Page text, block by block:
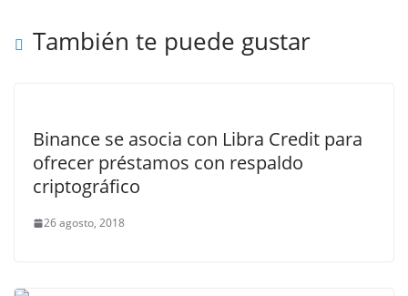
También te puede gustar
Binance se asocia con Libra Credit para
ofrecer préstamos con respaldo
criptográfico
26 agosto, 2018